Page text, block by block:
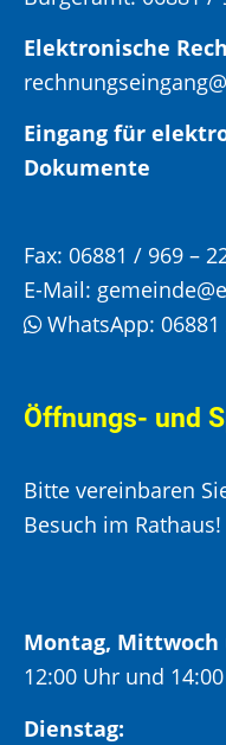
Elektronische
Eingang für
Dokumente
Fax: 06881 / 969 –
E-Mail:
WhatsApp:
Öffnungs- und
Bitte vereinbaren
Besuch im Rathaus!
Montag, Mittwoch
12:00 Uhr und